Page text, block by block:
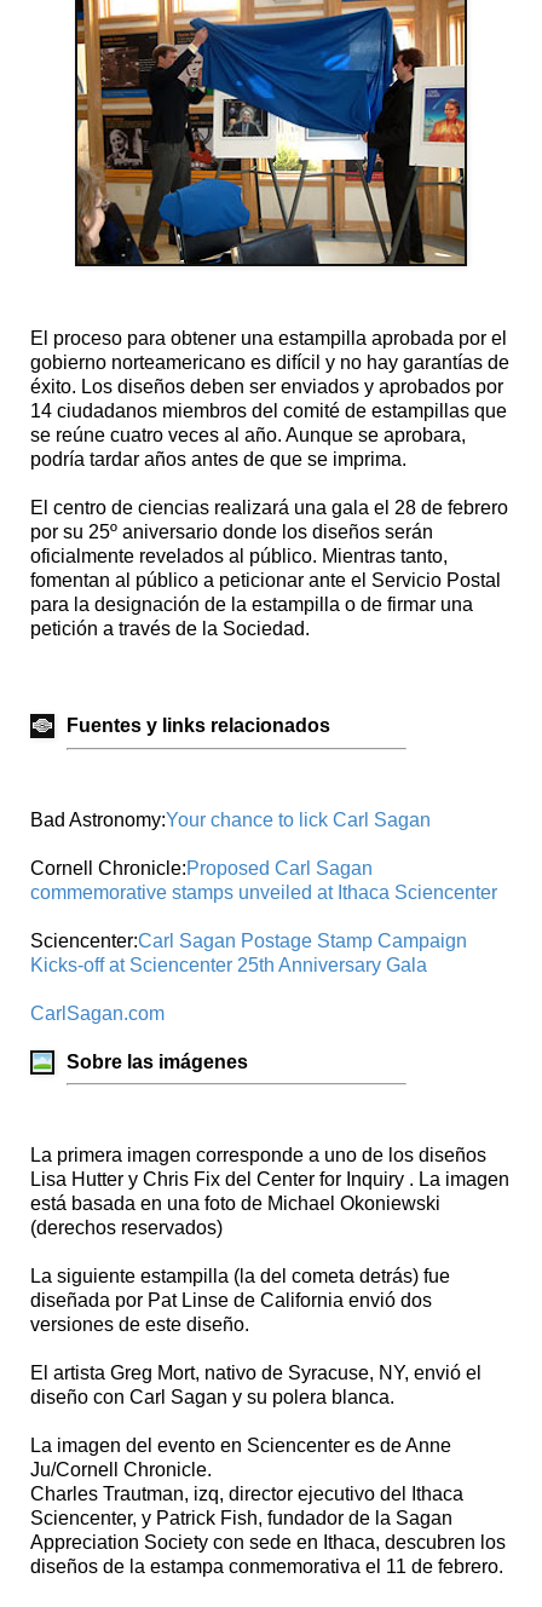
El proceso para obtener una estampilla aprobada por el
gobierno norteamericano es difícil y no hay garantías de
éxito. Los diseños deben ser enviados y aprobados por
14 ciudadanos miembros del comité de estampillas que
se reúne cuatro veces al año. Aunque se aprobara,
podría tardar años antes de que se imprima.
El centro de ciencias realizará una gala el 28 de febrero
por su 25º aniversario donde los diseños serán
oficialmente revelados al público. Mientras tanto,
fomentan al público a peticionar ante el Servicio Postal
para la designación de la estampilla o de firmar una
petición a través de la Sociedad.
Fuentes y links relacionados
Bad Astronomy:Your chance to lick Carl Sagan
Cornell Chronicle:Proposed Carl Sagan
commemorative stamps unveiled at Ithaca Sciencenter
Sciencenter:Carl Sagan Postage Stamp Campaign
Kicks-off at Sciencenter 25th Anniversary Gala
CarlSagan.com
Sobre las imágenes
La primera imagen corresponde a uno de los diseños
Lisa Hutter y Chris Fix del Center for Inquiry . La imagen
está basada en una foto de Michael Okoniewski
(derechos reservados)
La siguiente estampilla (la del cometa detrás) fue
diseñada por Pat Linse de California envió dos
versiones de este diseño.
El artista Greg Mort, nativo de Syracuse, NY, envió el
diseño con Carl Sagan y su polera blanca.
La imagen del evento en Sciencenter es de Anne
Ju/Cornell Chronicle.
Charles Trautman, izq, director ejecutivo del Ithaca
Sciencenter, y Patrick Fish, fundador de la Sagan
Appreciation Society con sede en Ithaca, descubren los
diseños de la estampa conmemorativa el 11 de febrero.